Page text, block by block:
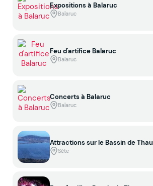
Expositions à Balaruc
Balaruc
Feu d'artifice Balaruc
Balaruc
Concerts à Balaruc
Balaruc
Attractions sur le Bassin de Thau
Sète